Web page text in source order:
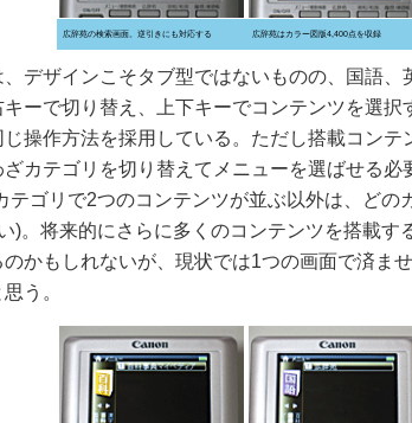
広辞苑の検索画面。逆引きにも対応する 広辞苑はカラー図版4,400点を収録
デザインこそタブ型ではないものの、国語、
ーで切り替え、上下キーでコンテンツを選択
操作方法を採用している。ただし搭載コンテ
ざカテゴリを切り替えてメニューを選ばせる必
テゴリで2つのコンテンツが並ぶ以外は、どの
)。将来的にさらに多くのコンテンツを搭載す
かもしれないが、現状では1つの画面で済ま
う。